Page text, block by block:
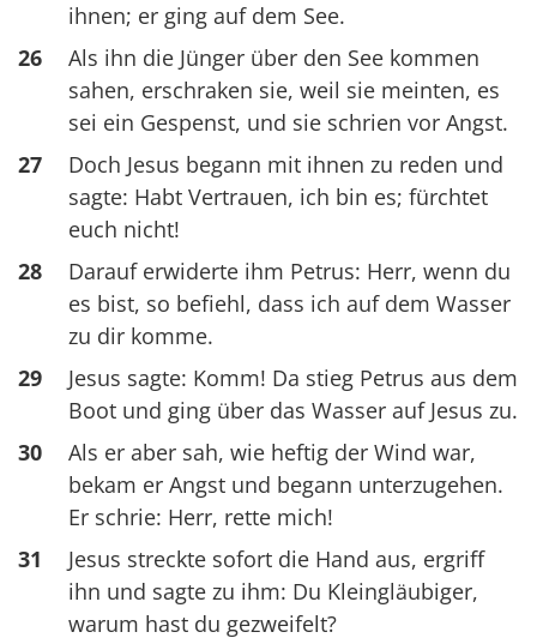
ihnen; er ging auf dem See.
26
Als ihn die Jünger über den See kommen
sahen, erschraken sie, weil sie meinten, es
sei ein Gespenst, und sie schrien vor Angst.
27
Doch Jesus begann mit ihnen zu reden und
sagte: Habt Vertrauen, ich bin es; fürchtet
euch nicht!
28
Darauf erwiderte ihm Petrus: Herr, wenn du
es bist, so befiehl, dass ich auf dem Wasser
zu dir komme.
29
Jesus sagte: Komm! Da stieg Petrus aus dem
Boot und ging über das Wasser auf Jesus zu.
30
Als er aber sah, wie heftig der Wind war,
bekam er Angst und begann unterzugehen.
Er schrie: Herr, rette mich!
31
Jesus streckte sofort die Hand aus, ergriff
ihn und sagte zu ihm: Du Kleingläubiger,
warum hast du gezweifelt?